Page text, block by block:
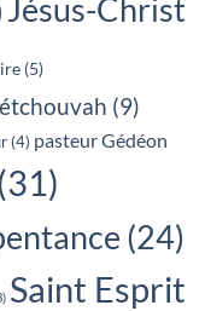
Jésus-Christ
(5)
(9)
(4) pasteur Gédéon
(31)
(24)
Saint Esprit